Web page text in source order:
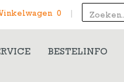
0
BESTELINFO